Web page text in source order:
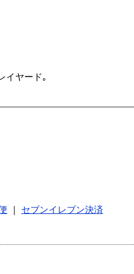
イヤード｡
セブンイレブン決済